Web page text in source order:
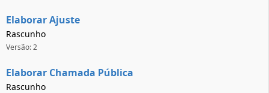
Elaborar Ajuste
Rascunho
Versão: 2
Elaborar Chamada Pública
Rascunho